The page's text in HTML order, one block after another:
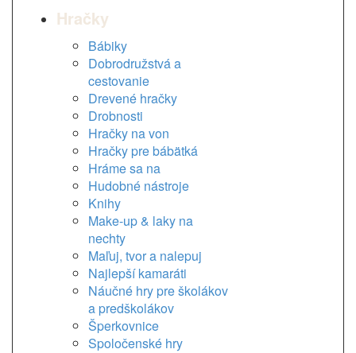
Hračky
Bábiky
Dobrodružstvá a
cestovanie
Drevené hračky
Drobnosti
Hračky na von
Hračky pre bábätká
Hráme sa na
Hudobné nástroje
Knihy
Make-up & laky na
nechty
Maľuj, tvor a nalepuj
Najlepší kamaráti
Náučné hry pre školákov
a predškolákov
Šperkovnice
Spoločenské hry